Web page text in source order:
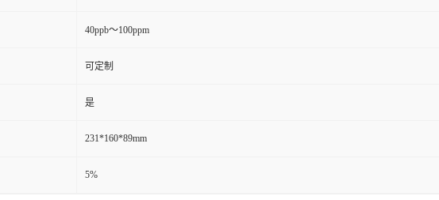
40ppb～100ppm
可定制
是
231*160*89mm
5%